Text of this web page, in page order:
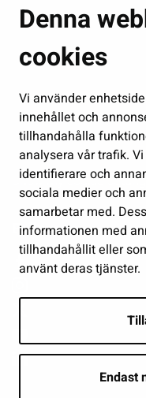
Denna
cookies
Vi använder
innehållet och
tillhandahålla
analysera vår trafik.
identifierare och
sociala medier och
samarbetar med.
informationen med
tillhandahållit eller
använt deras tjänster.
Endast
Boende och miljö
Fostran och utbildning
Förvaltning
Jobb och
Delta och sköt ärenden
Show my cookie
Follow us